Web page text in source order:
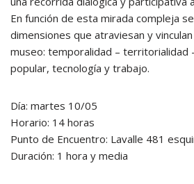
En función de esta mirada compleja
dimensiones que atraviesan y
museo: temporalidad – territorialidad
popular, tecnología y trabajo.
Día: martes 10/05
Horario: 14 horas
Punto de Encuentro: Lavalle 481
Duración: 1 hora y media